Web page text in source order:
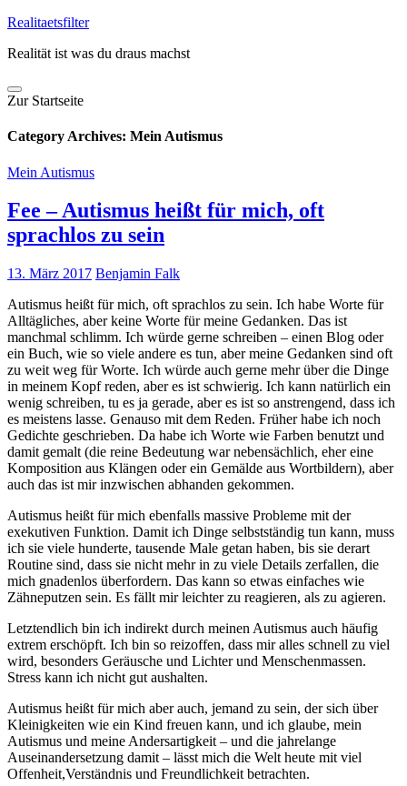
Skip
content
Realitaetsfilter
Realität ist was du draus machst
Zur Startseite
Category Archives: Mein Autismus
Mein Autismus
Fee – Autismus heißt für mich, oft
sprachlos zu sein
13. März 2017 Benjamin Falk
Autismus heißt für mich, oft sprachlos zu sein. Ich habe Worte für
Alltägliches, aber keine Worte für meine Gedanken. Das ist
manchmal schlimm. Ich würde gerne schreiben – einen Blog oder
ein Buch, wie so viele andere es tun, aber meine Gedanken sind oft
zu weit weg für Worte. Ich würde auch gerne mehr über die Dinge
in meinem Kopf reden, aber es ist schwierig. Ich kann natürlich ein
wenig schreiben, tu es ja gerade, aber es ist so anstrengend, dass ich
es meistens lasse. Genauso mit dem Reden. Früher habe ich noch
Gedichte geschrieben. Da habe ich Worte wie Farben benutzt und
damit gemalt (die reine Bedeutung war nebensächlich, eher eine
Komposition aus Klängen oder ein Gemälde aus Wortbildern), aber
auch das ist mir inzwischen abhanden gekommen.
Autismus heißt für mich ebenfalls massive Probleme mit der
exekutiven Funktion. Damit ich Dinge selbstständig tun kann, muss
ich sie viele hunderte, tausende Male getan haben, bis sie derart
Routine sind, dass sie nicht mehr in zu viele Details zerfallen, die
mich gnadenlos überfordern. Das kann so etwas einfaches wie
Zähneputzen sein. Es fällt mir leichter zu reagieren, als zu agieren.
Letztendlich bin ich indirekt durch meinen Autismus auch häufig
extrem erschöpft. Ich bin so reizoffen, dass mir alles schnell zu viel
wird, besonders Geräusche und Lichter und Menschenmassen.
Stress kann ich nicht gut aushalten.
Autismus heißt für mich aber auch, jemand zu sein, der sich über
Kleinigkeiten wie ein Kind freuen kann, und ich glaube, mein
Autismus und meine Andersartigkeit – und die jahrelange
Auseinandersetzung damit – lässt mich die Welt heute mit viel
Offenheit,Verständnis und Freundlichkeit betrachten.